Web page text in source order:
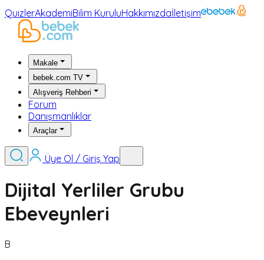
QuizlerAkademiBilim KuruluHakkımızdaİletişim
Makale
bebek.com TV
Alışveriş Rehberi
Forum
Danışmanlıklar
Araçlar
Üye Ol / Giriş Yap
Dijital Yerliler Grubu
Ebeveynleri
B